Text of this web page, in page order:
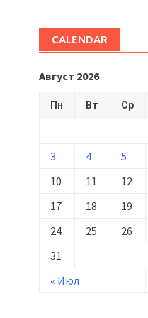
CALENDAR
Август 2026
Пн Вт Ср
« Июл
3
4 5
10
11 12
17
18 19
24
25 26
31